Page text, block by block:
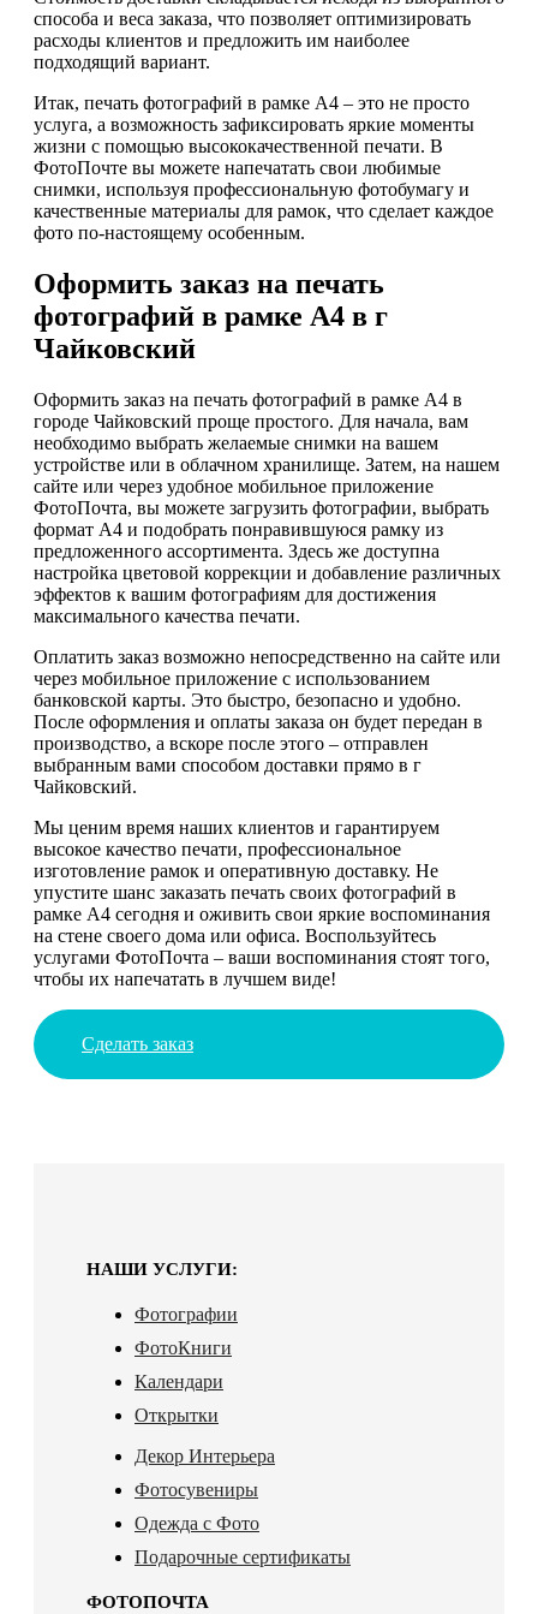
способа и веса заказа, что позволяет оптимизировать
расходы клиентов и предложить им наиболее
подходящий вариант.
Итак, печать фотографий в рамке А4 – это не просто
услуга, а возможность зафиксировать яркие моменты
жизни с помощью высококачественной печати. В
ФотоПочте вы можете напечатать свои любимые
снимки, используя профессиональную фотобумагу и
качественные материалы для рамок, что сделает каждое
фото по-настоящему особенным.
Оформить заказ на печать
фотографий в рамке А4 в г
Чайковский
Оформить заказ на печать фотографий в рамке А4 в
городе Чайковский проще простого. Для начала, вам
необходимо выбрать желаемые снимки на вашем
устройстве или в облачном хранилище. Затем, на нашем
сайте или через удобное мобильное приложение
ФотоПочта, вы можете загрузить фотографии, выбрать
формат А4 и подобрать понравившуюся рамку из
предложенного ассортимента. Здесь же доступна
настройка цветовой коррекции и добавление различных
эффектов к вашим фотографиям для достижения
максимального качества печати.
Оплатить заказ возможно непосредственно на сайте или
через мобильное приложение с использованием
банковской карты. Это быстро, безопасно и удобно.
После оформления и оплаты заказа он будет передан в
производство, а вскоре после этого – отправлен
выбранным вами способом доставки прямо в г
Чайковский.
Мы ценим время наших клиентов и гарантируем
высокое качество печати, профессиональное
изготовление рамок и оперативную доставку. Не
упустите шанс заказать печать своих фотографий в
рамке А4 сегодня и оживить свои яркие воспоминания
на стене своего дома или офиса. Воспользуйтесь
услугами ФотоПочта – ваши воспоминания стоят того,
чтобы их напечатать в лучшем виде!
Сделать заказ
НАШИ УСЛУГИ:
Фотографии
ФотоКниги
Календари
Открытки
Декор Интерьера
Фотосувениры
Одежда с Фото
Подарочные сертификаты
ФОТОПОЧТА